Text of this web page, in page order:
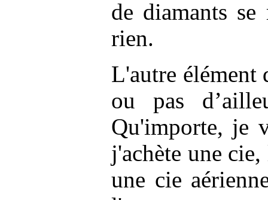
de diamants
rien.
L'autre élément
ou pas
Qu'importe, je
j'achète une cie,
une cie